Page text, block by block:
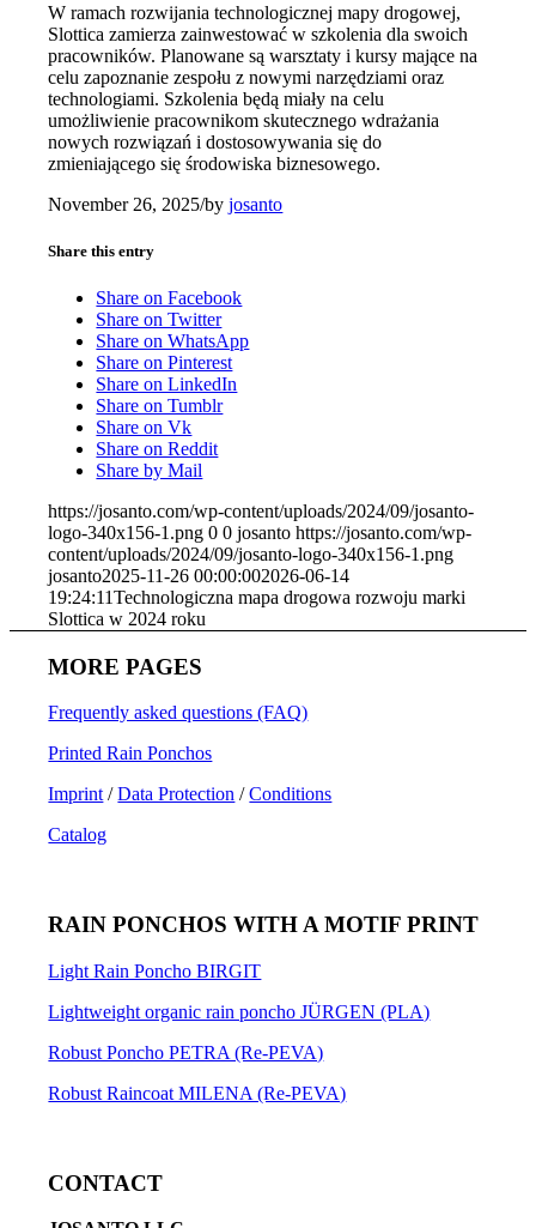
W ramach rozwijania technologicznej mapy drogowej,
Slottica zamierza zainwestować w szkolenia dla swoich
pracowników. Planowane są warsztaty i kursy mające na
celu zapoznanie zespołu z nowymi narzędziami oraz
technologiami. Szkolenia będą miały na celu
umożliwienie pracownikom skutecznego wdrażania
nowych rozwiązań i dostosowywania się do
zmieniającego się środowiska biznesowego.
November 26, 2025/byjosanto
Share this entry
Share on Facebook
Share on Twitter
Share on WhatsApp
Share on Pinterest
Share on LinkedIn
Share on Tumblr
Share on Vk
Share on Reddit
Share by Mail
https://josanto.com/wp-content/uploads/2024/09/josanto-
logo-340x156-1.png 0 0 josanto https://josanto.com/wp-
content/uploads/2024/09/josanto-logo-340x156-1.png
josanto2025-11-26 00:00:002026-06-14
19:24:11Technologiczna mapa drogowa rozwoju marki
Slottica w 2024 roku
MORE PAGES
Frequently asked questions (FAQ)
Printed Rain Ponchos
Imprint/Data Protection /Conditions
Catalog
RAIN PONCHOS WITH A MOTIF PRINT
Light Rain Poncho BIRGIT
Lightweight organic rain poncho JÜRGEN (PLA)
Robust Poncho PETRA (Re-PEVA)
Robust Raincoat MILENA (Re-PEVA)
CONTACT